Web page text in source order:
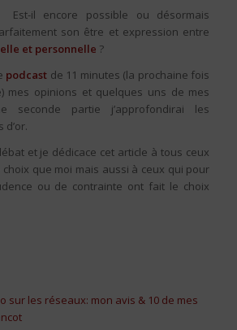
Est-il encore possible ou désormais
son être et expression entre
et personnelle ?
podcast de 11 minutes (la prochaine fois
mes opinions et quelques uns de mes
seconde partie j’approfondirai les
et je dédicace cet article à tous ceux
que moi mais aussi à ceux qui pour
ou de contrainte ont fait le choix
sur les réseaux: mon avis & 10 de mes